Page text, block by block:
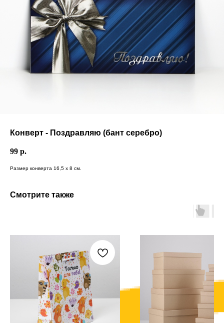
Конверт - Поздравляю (бант серебро)
99 р.
Размер конверта 16,5 х 8 см.
Смотрите также